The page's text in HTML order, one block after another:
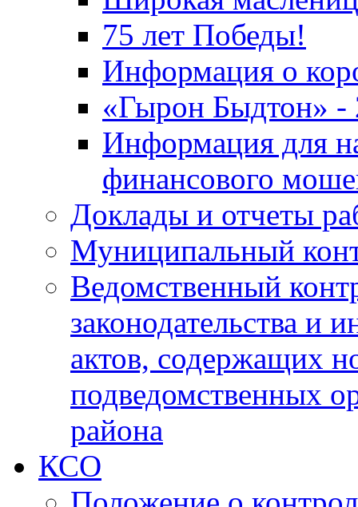
75 лет Победы!
Информация о
«Гырон Быдтон» -
Информация для
финансового
Доклады и отчеты
Муниципальный
Ведомственный
законодательства и
актов, содержащих
подведомственных
района
КСО